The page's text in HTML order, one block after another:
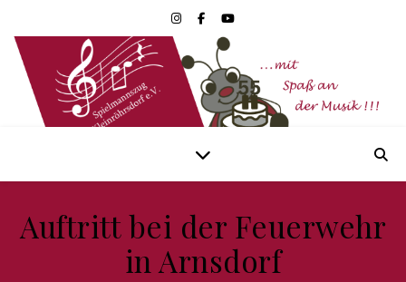
Auftritt bei der Feuerwehr
in Arnsdorf